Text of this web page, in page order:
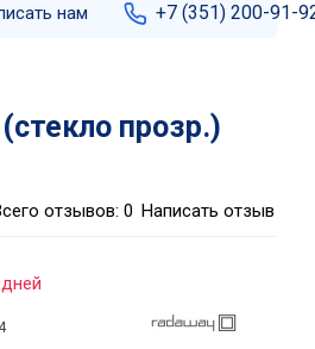
нам +7 (351) 200-91-
прозр.)
отзывов: 0 Написать отзыв